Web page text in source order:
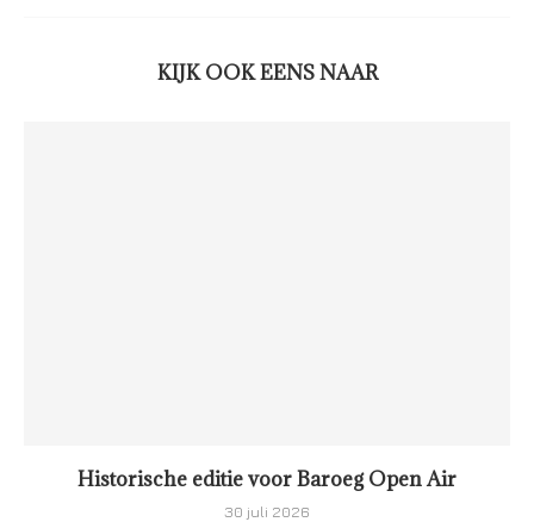
KIJK OOK EENS NAAR
Historische editie voor Baroeg Open Air
30 juli 2026